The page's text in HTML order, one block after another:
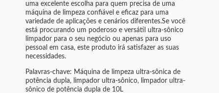
uma excelente escolha para quem precisa de uma
máquina de limpeza confiável e eficaz para uma
variedade de aplicações e cenários diferentes.Se você
está procurando um poderoso e versátil ultra-sônico
limpador para o seu negócio ou apenas para uso
pessoal em casa, este produto irá satisfazer as suas
necessidades.
Palavras-chave: Máquina de limpeza ultra-sônica de
potência dupla, limpador ultra-sônico, limpador ultra-
sônico de potência dupla de 10L